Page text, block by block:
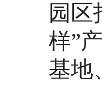
园区
样”
基地